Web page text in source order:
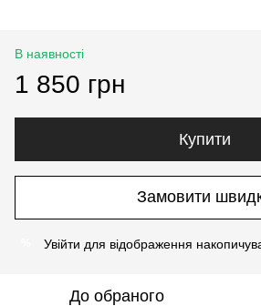
В наявності
1 850 грн
Купити
Замовити
Увійти для відображення
До обраного